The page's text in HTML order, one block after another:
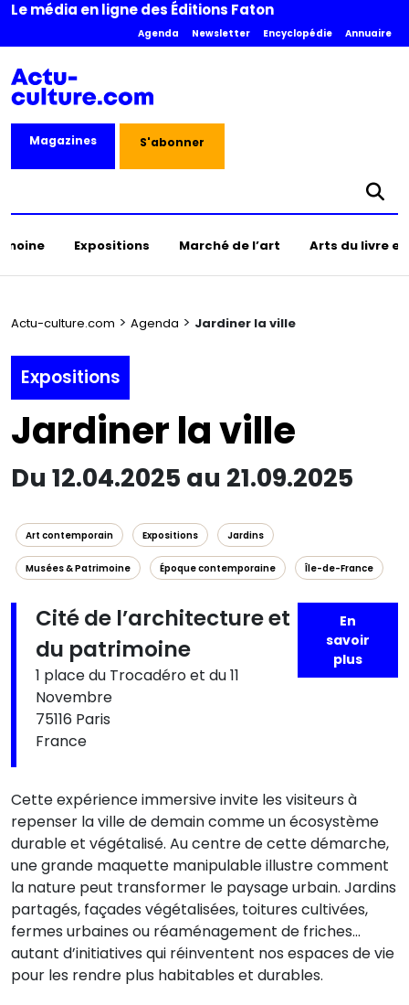
Le média en ligne des Éditions Faton
Agenda Newsletter Encyclopédie Annuaire
Magazines S'abonner
Expositions Marché de l’art Arts du livre
Actu-culture.com > Agenda > Jardiner la ville
Expositions
Jardiner la ville
Du 12.04.2025 au 21.09.2025
Art contemporain Expositions Jardins
Musées & Patrimoine Époque contemporaine Île-de-France
Cité de l’architecture et
du patrimoine
1 place du Trocadéro et du 11
Novembre
75116 Paris
France
En
savoir
plus
Cette expérience immersive invite les visiteurs à
repenser la ville de demain comme un écosystème
durable et végétalisé. Au centre de cette démarche,
une grande maquette manipulable illustre comment
la nature peut transformer le paysage urbain. Jardins
partagés, façades végétalisées, toitures cultivées,
fermes urbaines ou réaménagement de friches…
autant d’initiatives qui réinventent nos espaces de vie
pour les rendre plus habitables et durables.